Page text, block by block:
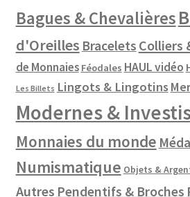
Bagues & Chevalières
d'Oreilles Bracelets Colliers
de Monnaies Féodales HAUL vidéo
Les Billets Lingots & Lingotins
Modernes &
Monnaies du monde
Numismatique Objets &
Autres Pendentifs & Broches